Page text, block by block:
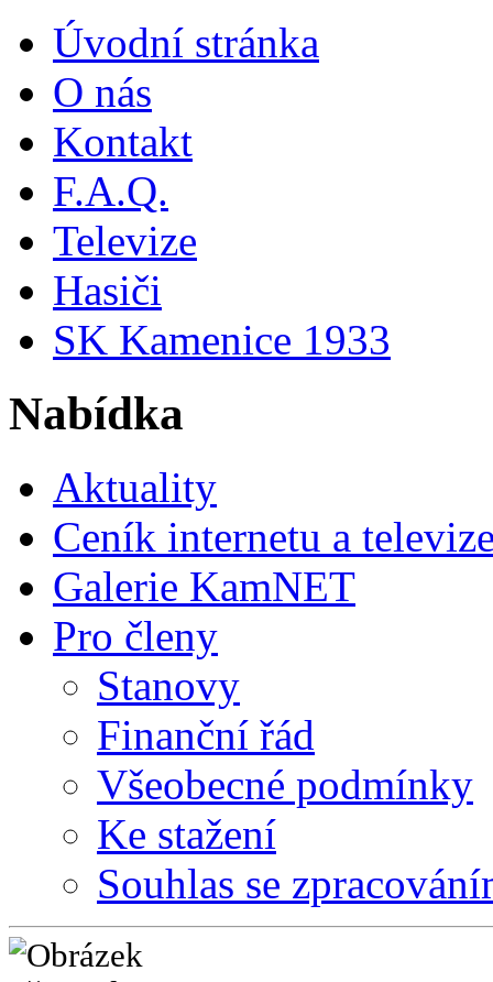
Úvodní stránka
O nás
Kontakt
F.A.Q.
Televize
Hasiči
SK Kamenice 1933
Nabídka
Aktuality
Ceník internetu a
Galerie KamNET
Pro členy
Stanovy
Finanční řád
Všeobecné podmínky
Ke stažení
Souhlas se